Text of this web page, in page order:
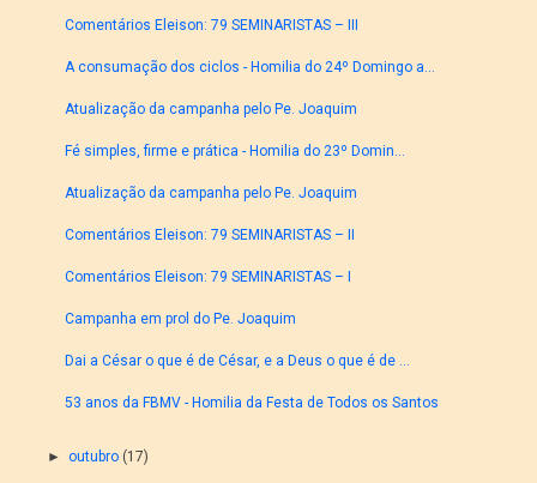
Comentários Eleison: 79 SEMINARISTAS – III
A consumação dos ciclos - Homilia do 24º Domingo a...
Atualização da campanha pelo Pe. Joaquim
Fé simples, firme e prática - Homilia do 23º Domin...
Atualização da campanha pelo Pe. Joaquim
Comentários Eleison: 79 SEMINARISTAS – II
Comentários Eleison: 79 SEMINARISTAS – I
Campanha em prol do Pe. Joaquim
Dai a César o que é de César, e a Deus o que é de ...
53 anos da FBMV - Homilia da Festa de Todos os Santos
► outubro (17)